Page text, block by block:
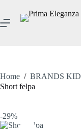
contenuto
Home / BRANDS KID
Short felpa
-29%